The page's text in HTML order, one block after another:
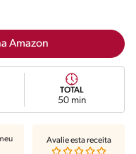
Amazon
TOTAL
50 min
Avalie esta receita